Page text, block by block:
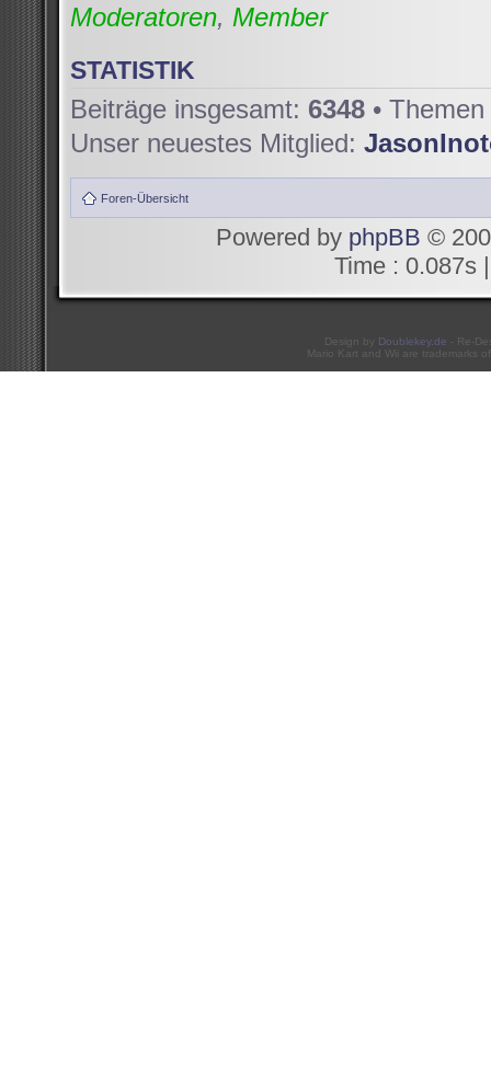
Moderatoren, Member
STATISTIK
Beiträge insgesamt: 6348 •
Unser neuestes Mitglied:
Foren-Übersicht
Powered by phpBB ©
Time : 0.087s
Design by Doublekey.de - Re-
Mario Kart and Wii are trademarks